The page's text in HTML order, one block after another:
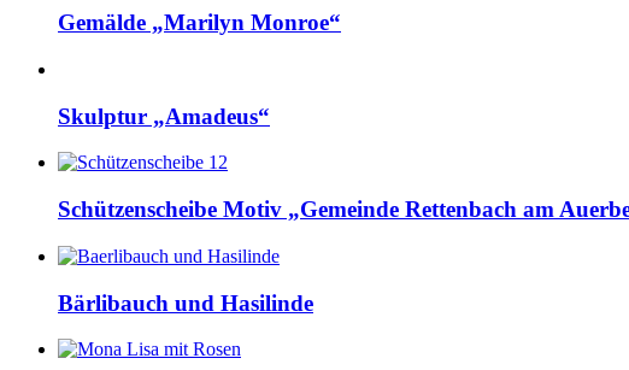
Gemälde „Marilyn Monroe“
Skulptur „Amadeus“
Schützenscheibe Motiv „Gemeinde Rettenbach am
Bärlibauch und Hasilinde